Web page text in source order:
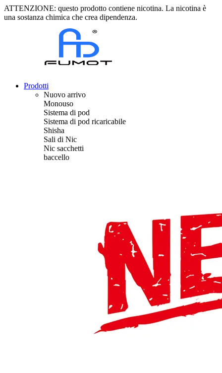
ATTENZIONE: questo prodotto contiene nicotina. La nicotina è
una sostanza chimica che crea dipendenza.
Prodotti
Nuovo arrivo
Monouso
Sistema di pod
Sistema di pod ricaricabile
Shisha
Sali di Nic
Nic sacchetti
baccello